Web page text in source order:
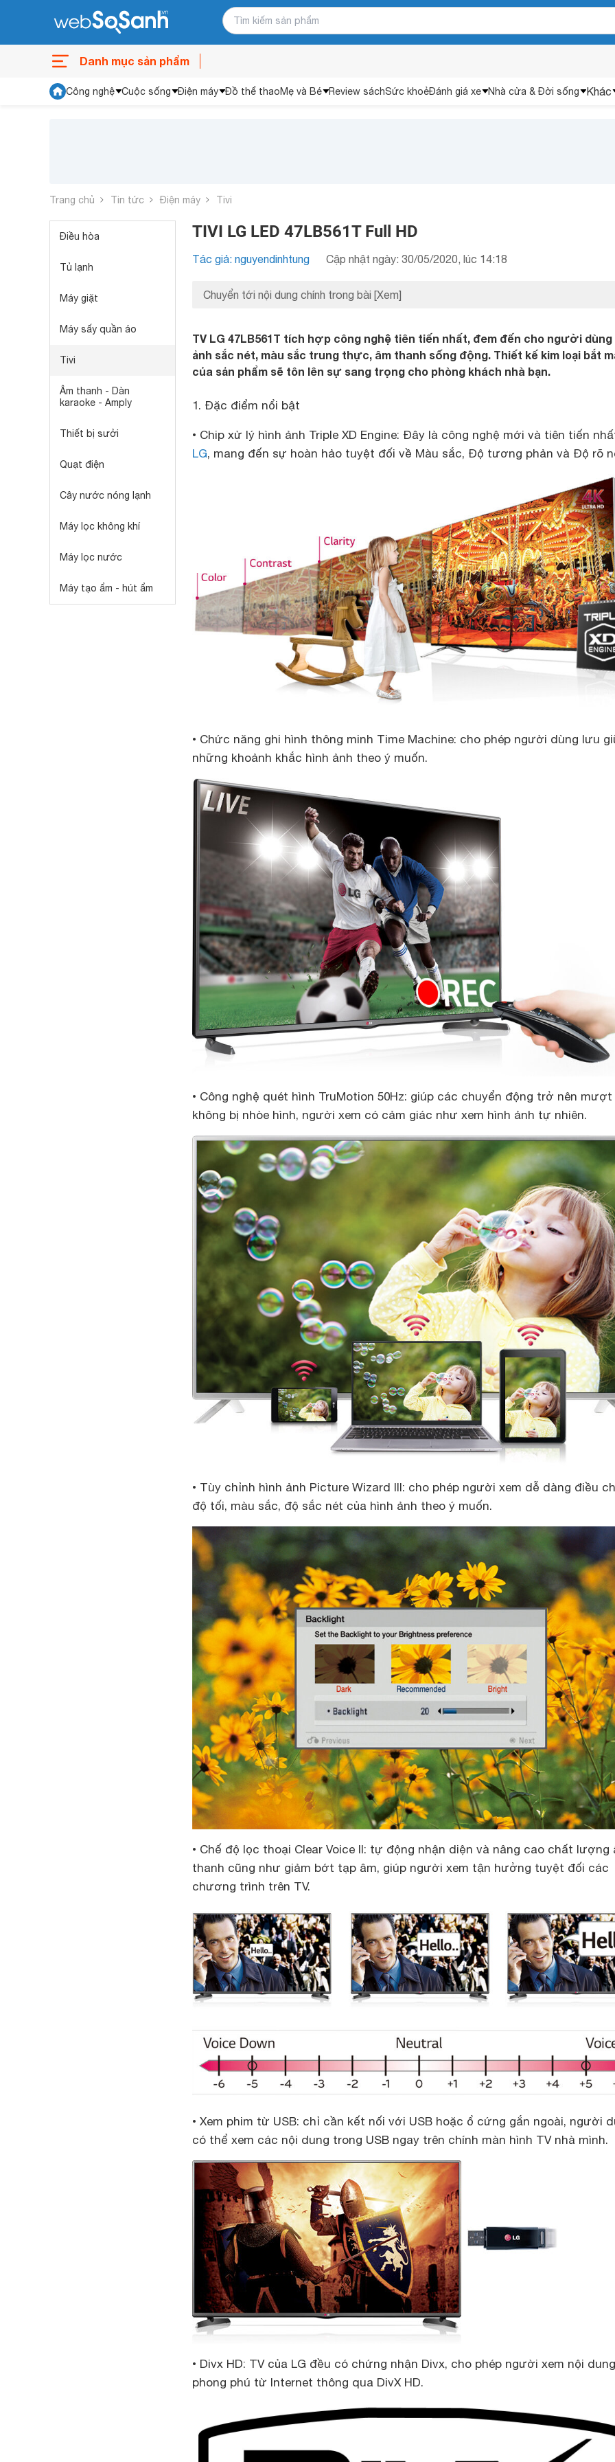
Danh mục sản phẩm
Công nghệ Cuộc sống Điện máy Đồ thể thaoMẹ và Bé Review sáchSức khoẻĐánh giá xe Nhà cửa & Đời sống Khác
Trang chủ Tin tức Điện máy Tivi
Điều hòa
Tủ lạnh
Máy giặt
Máy sấy quần áo
Tivi
Âm thanh - Dàn
karaoke - Amply
Thiết bị sưởi
Quạt điện
Cây nước nóng lạnh
Máy lọc không khí
Máy lọc nước
Máy tạo ẩm - hút ẩm
TIVI LG LED 47LB561T Full HD
Tác giả: nguyendinhtung Cập nhật ngày: 30/05/2020, lúc 14:18
Chuyển tới nội dung chính trong bài [Xem]
TV LG 47LB561T tích hợp công nghệ tiên tiến nhất, đem đến cho người dùng
ảnh sắc nét, màu sắc trung thực, âm thanh sống động. Thiết kế kim loại bắt
của sản phẩm sẽ tôn lên sự sang trọng cho phòng khách nhà bạn.
1. Đặc điểm nổi bật
• Chip xử lý hình ảnh Triple XD Engine: Đây là công nghệ mới và tiên tiến
LG, mang đến sự hoàn hảo tuyệt đối về Màu sắc, Độ tương phản và Độ rõ
• Chức năng ghi hình thông minh Time Machine: cho phép người dùng lưu
những khoảnh khắc hình ảnh theo ý muốn.
• Công nghệ quét hình TruMotion 50Hz: giúp các chuyển động trở nên mượt
không bị nhòe hình, người xem có cảm giác như xem hình ảnh tự nhiên.
• Tùy chỉnh hình ảnh Picture Wizard III: cho phép người xem dễ dàng điều
độ tối, màu sắc, độ sắc nét của hình ảnh theo ý muốn.
• Chế độ lọc thoại Clear Voice II: tự động nhận diện và nâng cao chất lượng
thanh cũng như giảm bớt tạp âm, giúp người xem tận hưởng tuyệt đối các
chương trình trên TV.
• Xem phim từ USB: chỉ cần kết nối với USB hoặc ổ cứng gắn ngoài, người
có thể xem các nội dung trong USB ngay trên chính màn hình TV nhà mình.
• Divx HD: TV của LG đều có chứng nhận Divx, cho phép người xem nội dung
phong phú từ Internet thông qua DivX HD.